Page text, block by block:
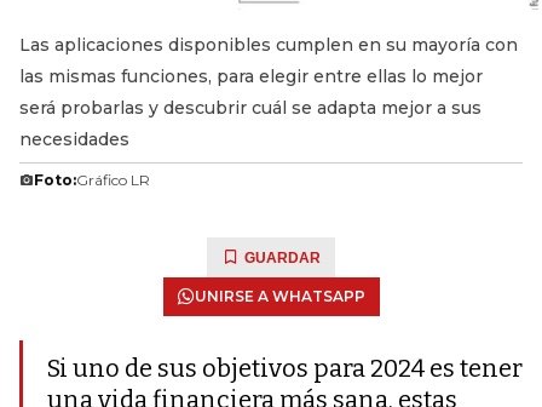
Las aplicaciones disponibles cumplen en su mayoría con
las mismas funciones, para elegir entre ellas lo mejor
será probarlas y descubrir cuál se adapta mejor a sus
necesidades
Foto:Gráfico LR
GUARDAR
UNIRSE A WHATSAPP
Si uno de sus objetivos para 2024 es tener
una vida financiera más sana, estas